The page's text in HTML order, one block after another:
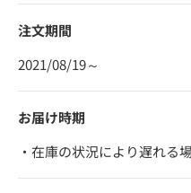
注文期間
2021/08/19～
お届け時期
・在庫の状況により遅れる